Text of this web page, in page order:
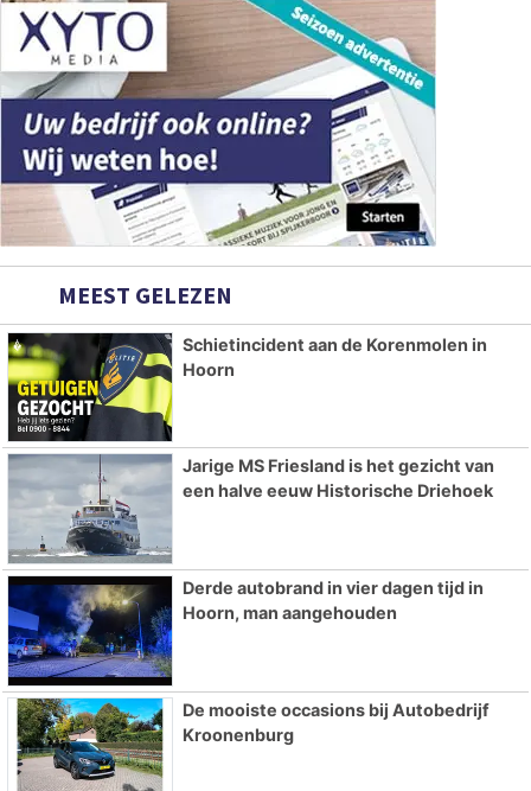
MEEST GELEZEN
Schietincident aan de Korenmolen in
Hoorn
Jarige MS Friesland is het gezicht van
een halve eeuw Historische Driehoek
Derde autobrand in vier dagen tijd in
Hoorn, man aangehouden
De mooiste occasions bij Autobedrijf
Kroonenburg